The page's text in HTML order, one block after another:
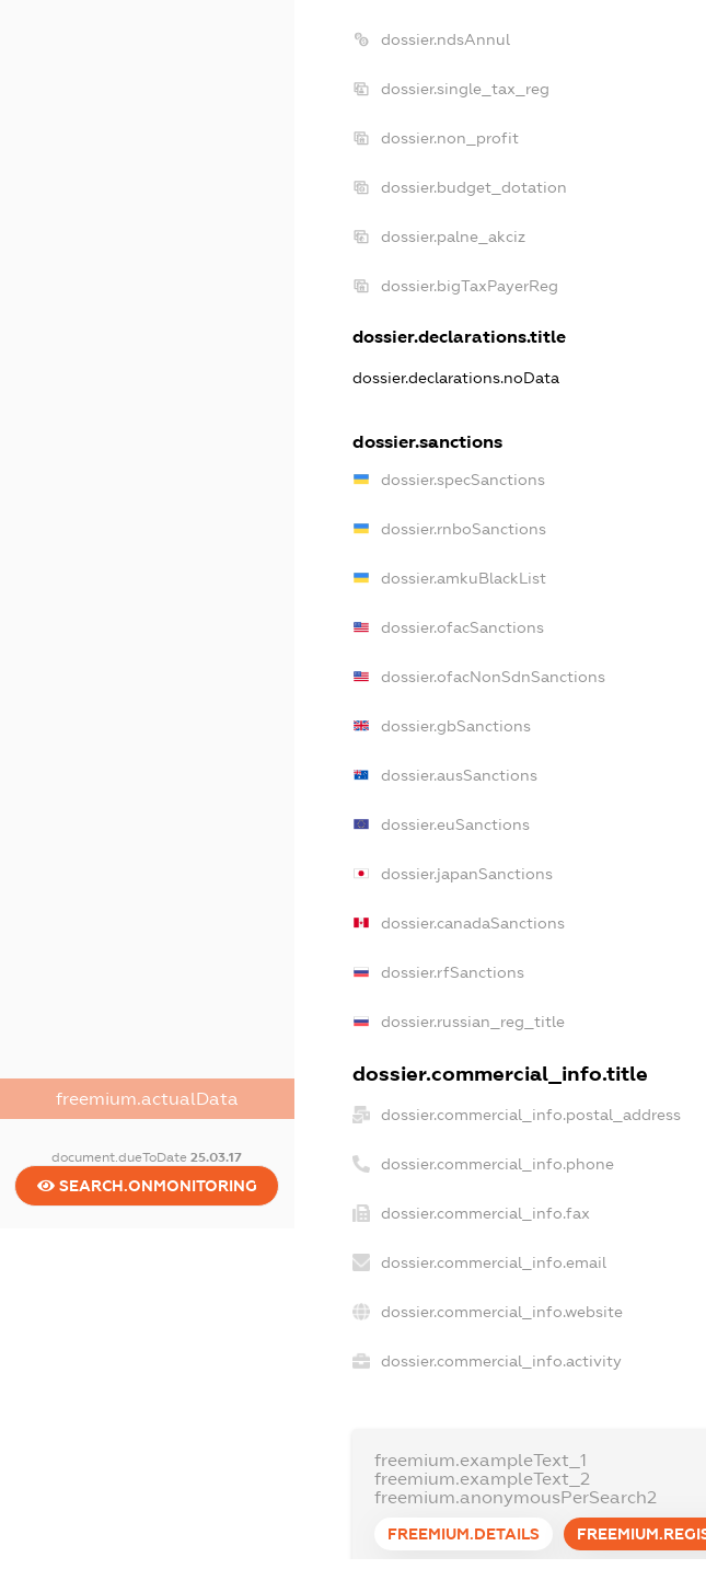
freemium.actualData
document.dueToDate25.03.17
SEARCH.ONMONITORING
dossier.ndsAnnul
dossier.single_tax_reg
dossier.non_profit
dossier.budget_dotation
dossier.palne_akciz
dossier.bigTaxPayerReg
dossier.declarations.title
dossier.declarations.noData
dossier.sanctions
dossier.specSanctions
dossier.rnboSanctions
dossier.amkuBlackList
dossier.ofacSanctions
dossier.ofacNonSdnSanctions
dossier.gbSanctions
dossier.ausSanctions
dossier.euSanctions
dossier.japanSanctions
dossier.canadaSanctions
dossier.rfSanctions
dossier.russian_reg_title
dossier.commercial_info.title
dossier.commercial_info.postal_address
dossier.commercial_info.phone
dossier.commercial_info.fax
dossier.commercial_info.email
dossier.commercial_info.website
dossier.commercial_info.activity
freemium.exampleText_1
freemium.exampleText_2
freemium.anonymousPerSearch2
FREEMIUM.DETAILS